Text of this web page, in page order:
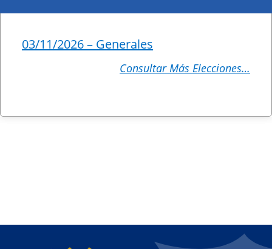
03/11/2026 – Generales
Consultar Más Elecciones…